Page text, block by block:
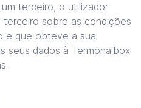
terceiro, o utilizador
sobre as condições
e que obteve a sua
seus dados à Termonalbox